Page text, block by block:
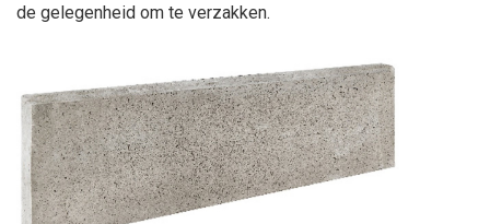
de gelegenheid om te verzakken.